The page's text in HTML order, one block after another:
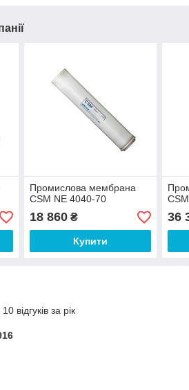
Промислова мембрана
CSM NE 4040-70
18 860₴
Купити
36
відгуків за рік